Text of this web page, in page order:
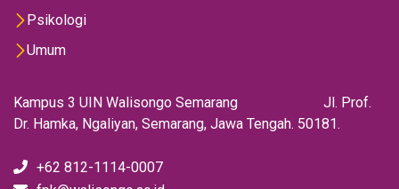
Psikologi
Umum
Kampus 3 UIN Walisongo Semarang Jl. Prof.
Dr. Hamka, Ngaliyan, Semarang, Jawa Tengah. 50181.
+62 812-1114-0007